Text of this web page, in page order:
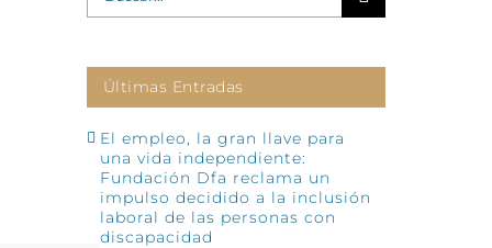
Últimas Entradas
El empleo, la gran llave para
una vida independiente:
Fundación Dfa reclama un
impulso decidido a la inclusión
laboral de las personas con
discapacidad